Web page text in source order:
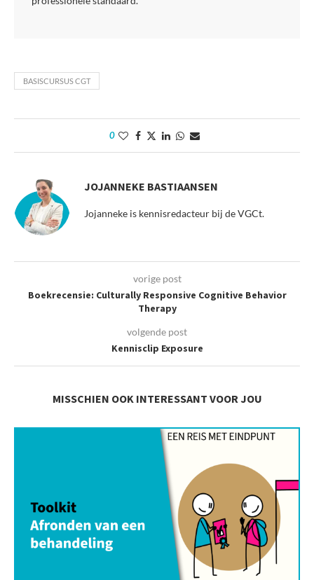
BASISCURSUS CGT
0
JOJANNEKE BASTIAANSEN
Jojanneke is kennisredacteur bij de VGCt.
vorige post
Boekrecensie: Culturally Responsive Cognitive Behavior
Therapy
volgende post
Kennisclip Exposure
MISSCHIEN OOK INTERESSANT VOOR JOU